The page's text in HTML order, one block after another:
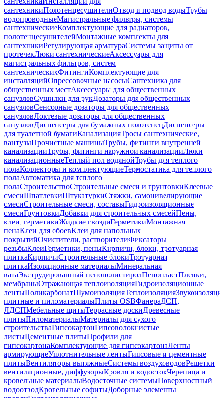
сантехникиПолотенцесушителиОтвод и подвод водыТрубы
водопроводныеМагистральные фильтры, системы
сантехническиеКомплектующие для радиаторов,
полотенцесушителейМонтажные комплекты для
сантехникиРегулирующая арматураСистемы защиты от
протечекЛюки сантехническиеАксессуары для
магистральных фильтров, систем
сантехническихФитингиКомплектующие для
инсталляцийОпрессовочные насосыСантехника для
общественных местАксессуары для общественных
санузловСушилки для рукДозаторы для общественных
санузловСенсорные дозаторы для общественных
санузловЛоктевые дозаторы для общественных
санузловДиспенсеры для бумажных полотенецДиспенсеры
для туалетной бумагиКанализацияТросы сантехнические,
вантузыПрочистные машиныТрубы, фитинги внутренней
канализацииТрубы, фитинги наружной канализацииЛюки
канализационныеТеплый пол водянойТрубы для теплого
полаКоллекторы и комплектующиеТермостатика для теплого
полаАвтоматика для теплого
полаСтроительствоСтроительные смеси и грунтовкиКлеевые
смесиШпатлевкиШтукатуркиСтяжки, самонивелирующие
смесиСтроительные смеси, составыГидроизоляционные
смесиГрунтовкиДобавки для строительных смесейПены,
клеи, герметикиЖидкие гвоздиГерметикиМонтажная
пенаКлеи для обоевКлеи для напольных
покрытийОчистители, растворителиФиксаторы
резьбыКлеиГерметики, пеныКирпичи, блоки, тротуарная
плиткаКирпичиСтроительные блокиТротуарная
плиткаИзоляционные материалыМинеральная
ватаЭкструдированный пенополистиролПенопластПленки,
мембраныОтражающая теплоизоляцияГидроизоляционные
лентыПоликарбонатШумоизоляцияТеплоизоляция
плитные и пиломатериалыПлиты OSBФанераДСП,
ЛДСПМебельные щитыТеррасные доскиДревесные
плитыПиломатериалыМатериалы для сухого
строительстваГипсокартонГипсоволокнистые
листыЦементные плитыПрофили для
гипсокартонаКомплектующие для гипсокартонаЛенты
армирующиеУплотнительные лентыГипсовые и цементные
плитыВентиляторы вытяжныеСистемы воздуховодовРешетки
вентиляционные, диффузорыКровля и водостокЧерепица и
кровельные материалыВодосточные системыПоверхностный
водоотводКровельные софитыДоборные элементы